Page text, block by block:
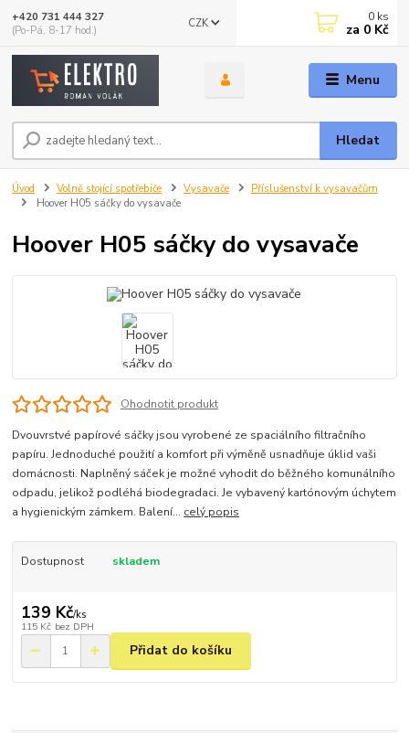
Menu
CZK
Hledat
+420 731 444 327
(Po-Pá, 8-17 hod.)
0 ks
za 0 Kč
Úvod Volně stojící spotřebiče Vysavače
Příslušenství k vysavačům
Hoover H05 sáčky do vysavače
Hoover H05 sáčky do vysavače
Ohodnotit produkt
Dvouvrstvé papírové sáčky jsou vyrobené ze spaciálního filtračního
papíru. Jednoduché použití a komfort při výměně usnadňuje úklid vaši
domácnosti. Naplněný sáček je možné vyhodit do běžného komunálního
odpadu, jelikož podléhá biodegradaci. Je vybavený kartónovým úchytem
a hygienickým zámkem. Balení... celý popis
Dostupnost skladem
139 Kč/ks
115 Kč bez DPH
Přidat do košíku